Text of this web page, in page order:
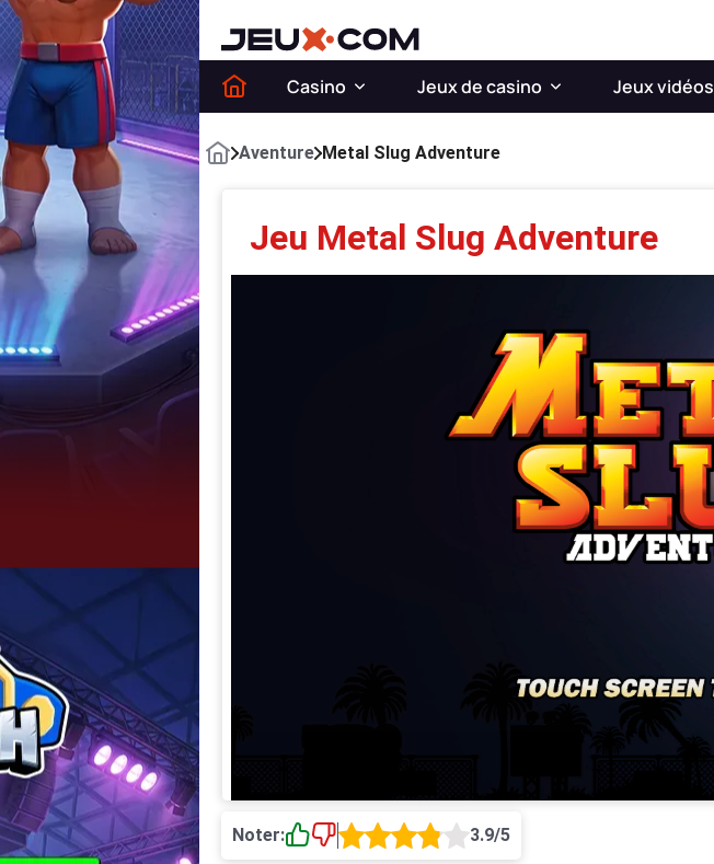
Casino Jeux de casino Jeux vidéos
Aventure Metal Slug Adventure
Jeu Metal Slug Adventure
Noter: 3.9/5